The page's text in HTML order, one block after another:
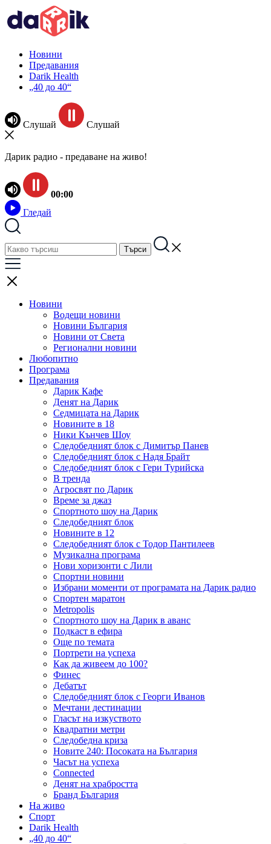
Новини
Предавания
Darik Health
„40 до 40“
Слушай Слушай
Дарик радио - предаване на живо!
00:00
Гледай
Новини
Водещи новини
Новини България
Новини от Света
Регионални новини
Любопитно
Програма
Предавания
Дарик Кафе
Денят на Дарик
Седмицата на Дарик
Новините в 18
Ники Кънчев Шоу
Следобедният блок с Димитър Панев
Следобедният блок с Надя Брайт
Следобедният блок с Гери Турийска
В тренда
Агросвят по Дарик
Време за джаз
Спортното шоу на Дарик
Следобедният блок
Новините в 12
Следобедният блок с Тодор Пантилеев
Музикална програма
Нови хоризонти с Лили
Спортни новини
Избрани моменти от програмата на Дарик радио
Спортен маратон
Metropolis
Спортното шоу на Дарик в аванс
Подкаст в ефира
Още по темата
Портрети на успеха
Как да живеем до 100?
Финес
Дебатът
Следобедният блок с Георги Иванов
Мечтани дестинации
Гласът на изкуството
Квадратни метри
Следобедна криза
Новите 240: Посоката на България
Часът на успеха
Connected
Денят на храбростта
Бранд България
На живо
Спорт
Darik Health
„40 до 40“